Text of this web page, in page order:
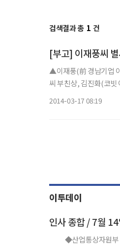
검색결과 총 1 건
[부고] 이재풍씨
▲이재풍(前 경남기업
씨 부친상, 김진화(코
2014-03-17 08:19
이투데이
인사 종합 / 7월 14
◆산업통상자원부 ◇